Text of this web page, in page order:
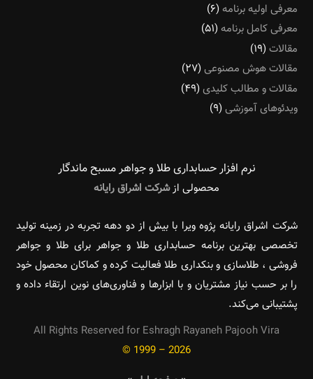
معرفی اولیه برنامه (۶)
معرفی کامل برنامه (۵۱)
مقالات(۱۹)
مقالات هوش مصنوعی(۲۷)
مقالات و مطالب کلیدی(۴۹)
ویدئوهای آموزشی(۹)
نرم افزار حسابداری طلا و جواهر مسبح ماندگار‌
محصولی ازشرکت اشراق رایانه
شرکت اشراق رایانه پژوه ویرا با بیش از دو دهه تجربه در زمینه تولید
تخصصی بهترین برنامه حسابداری طلا و جواهر برای طلا و جواهر
فروشی ، طلاسازی و بنکداری طلا فعالیت کرده و کماکان محصول خود
را بر حسب نیاز مشتریان و با ابزارها و فناوری‌های نوین ارتقاء داده و
پشتیبانی می‌کند.
All Rights Reserved for Eshragh Rayaneh Pajooh Vira
© 1999 – 2026